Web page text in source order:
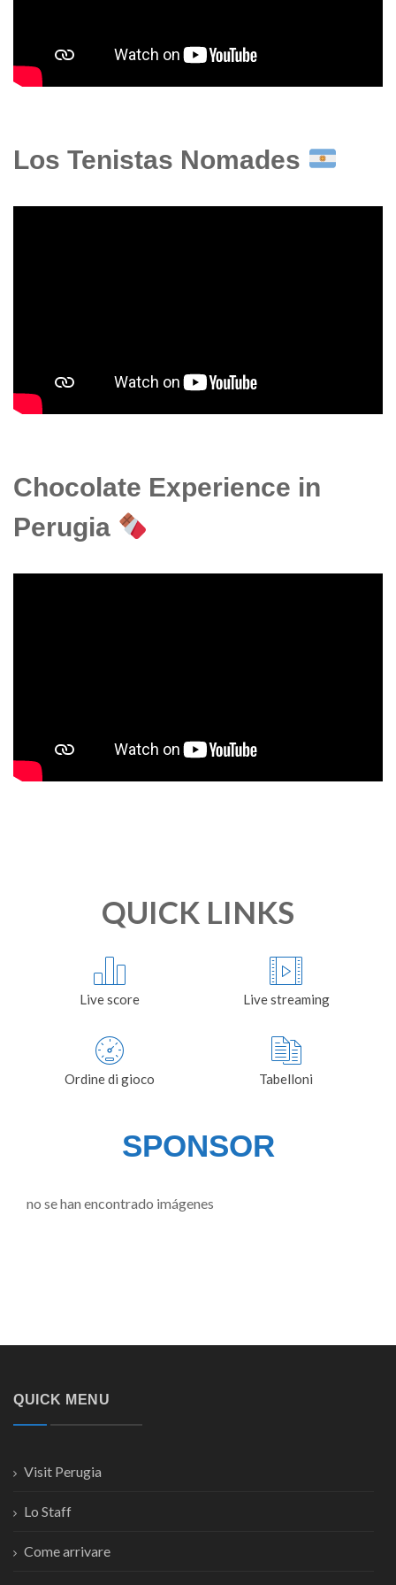
Los Tenistas Nomades
Chocolate Experience in
Perugia
QUICK LINKS
Live score Live streaming
Ordine di gioco Tabelloni
SPONSOR
no se han encontrado imágenes
QUICK MENU
Visit Perugia
Lo Staff
Come arrivare